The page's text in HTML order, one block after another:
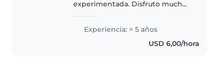
experimentada. Disfruto mucho
adolescentes. Tengo 4 años de
experiencia cuidando a niños y
Experiencia: > 5 años
USD 6,00/hora